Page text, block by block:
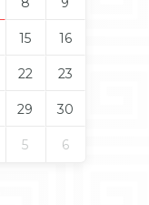
15 16
22 23
29 30
5 6